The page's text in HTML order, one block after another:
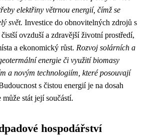
elektřiny větrnou energií, čímž se
svět. Investice do obnovitelných zdrojů s
ovzduší a zdravější životní prostředí,
a ekonomický růst. Rozvoj solárních a
energie či využití biomasy
a novým technologiím, které posouvají
s čistou energií je na dosah
stát její součástí.
hospodářství